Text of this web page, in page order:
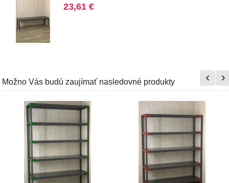
23,61 €
Možno Vás budú zaujímať nasledovné produkty